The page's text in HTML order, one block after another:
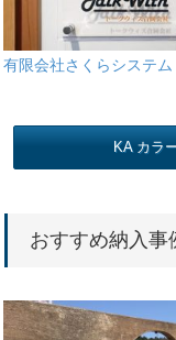
有限会社さくらシステム
KA カラ
おすすめ納入事